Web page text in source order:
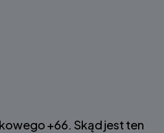
+66. Skąd jest ten